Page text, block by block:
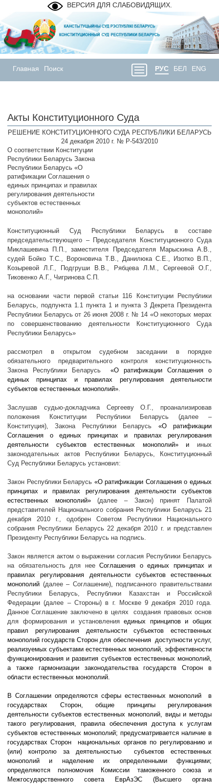
ВЕРСИЯ ДЛЯ СЛАБОВИДЯЩИХ.
Главная Поиск РУС БЕЛ ENG
Акты Конституционного Суда
РЕШЕНИЕ КОНСТИТУЦИОННОГО СУДА РЕСПУБЛИКИ БЕЛАРУСЬ
24 декабря 2010 г. № Р-543/2010
О соответствии Конституции
Республики Беларусь Закона
Республики Беларусь «О
ратификации Соглашения о
единых принципах и правилах
регулирования деятельности
субъектов естественных
монополий»
Конституционный Суд Республики Беларусь в составе
председательствующего – Председателя Конституционного Суда
Миклашевича П.П., заместителя Председателя Марыскина А.В.,
судей Бойко Т.С., Вороновича Т.В., Данилюка С.Е., Изотко В.П.,
Козыревой Л.Г., Подгруши В.В., Рябцева Л.М., Сергеевой О.Г.,
Тиковенко А.Г., Чигринова С.П.
на основании части первой статьи 116 Конституции Республики
Беларусь, подпункта 1.1 пункта 1 и пункта 3 Декрета Президента
Республики Беларусь от 26 июня 2008 г. № 14 «О некоторых мерах
по совершенствованию деятельности Конституционного Суда
Республики Беларусь»
рассмотрел в открытом судебном заседании в порядке
обязательного предварительного контроля конституционность
Закона Республики Беларусь
«О ратификации Соглашения о
единых принципах и правилах регулирования деятельности
субъектов естественных монополий».
Заслушав судью-докладчика Сергееву О.Г., проанализировав
положения Конституции Республики Беларусь (далее –
Конституция), Закона Республики Беларусь «О ратификации
Соглашения о единых принципах и правилах регулирования
деятельности субъектов естественных монополий» и иных
законодательных актов Республики Беларусь, Конституционный
Суд Республики Беларусь установил:
Закон Республики Беларусь «О ратификации Соглашения о единых
принципах и правилах регулирования деятельности субъектов
естественных монополий»(далее – Закон) принят Палатой
представителей Национального собрания Республики Беларусь 21
декабря 2010 г., одобрен Советом Республики Национального
собрания Республики Беларусь 22 декабря2010 г. и представлен
Президенту Республики Беларусь на подпись.
Закон является актом о выражении согласия Республики Беларусь
на обязательность для нее Соглашения о единых принципах и
правилах регулирования деятельности субъектов естественных
монополий (далее – Соглашение), подписанного правительствами
Республики Беларусь, Республики Казахстан и Российской
Федерации (далее – Стороны) в г. Москве 9 декабря 2010 года.
Данное Соглашение заключено в целях
создания правовых основ
для формирования и установленияединых принципов и общих
правил регулирования деятельности субъектов естественных
монополий государств Сторон для обеспечения доступности услуг,
реализуемых субъектами естественных монополий, эффективности
функционирования и развития субъектов естественных монополий,
а также гармонизации законодательства государств Сторон в
области естественных монополий.
В Соглашении определяются сферы естественных монополий
в
государствах Сторон, общие принципы регулирования
деятельности субъектов естественных монополий, виды и методы
такого регулирования, правила обеспечения доступа к услугам
субъектов естественных монополий; предусматривается наличие в
государствах Сторон
национальных органов по регулированию и
(или) контролю за деятельностью
субъектов естественных
монополий и наделение их определенными функциями;
определяются полномочия Комиссии таможенного союза и
Межгосударственного совета ЕврАзЭС (Высшего органа